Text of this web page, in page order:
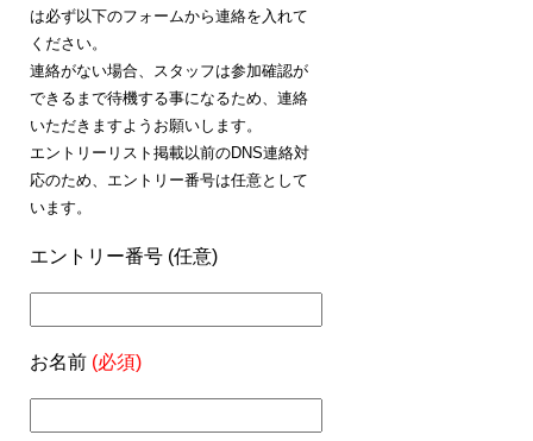
は必ず以下のフォームから連絡を入れて
ください。
連絡がない場合、スタッフは参加確認が
できるまで待機する事になるため、連絡
いただきますようお願いします。
エントリーリスト掲載以前のDNS連絡対
応のため、エントリー番号は任意として
います。
エントリー番号 (任意)
お名前 (必須)